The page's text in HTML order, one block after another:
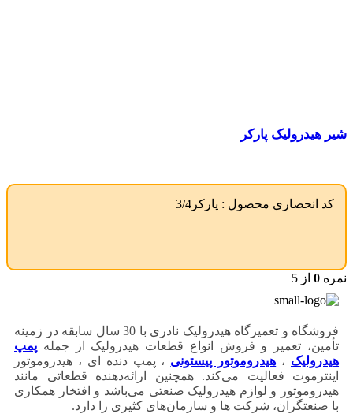
شیر هیدرولیک پارکر
کد انحصاری محصول : پارکر3/4
نمره 0 از 5
فروشگاه و تعمیرگاه هیدرولیک نادری با 30 سال سابقه در زمینه
تأمین، تعمیر و فروش انواع قطعات هیدرولیک از جمله پمپ
هیدرولیک ، هیدروموتور پیستونی ، پمپ دنده ای ، هیدروموتور
اینترموت فعالیت می‌کند. همچنین ارائه‌دهنده قطعاتی مانند
هیدروموتور و لوازم هیدرولیک صنعتی می‌باشد و افتخار همکاری
با صنعتگران، شرکت ها و سازمان‌های کثیری را دارد.